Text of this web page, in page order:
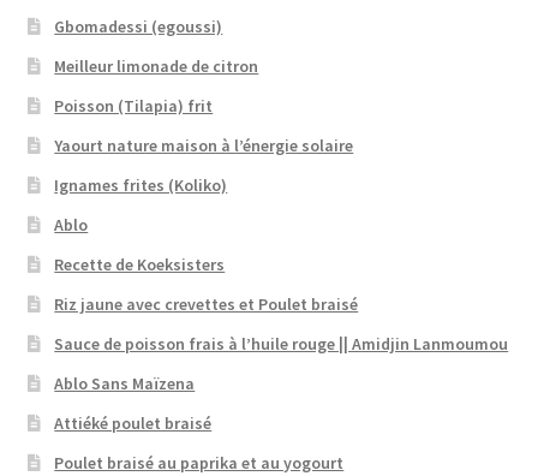
Gbomadessi (egoussi)
Meilleur limonade de citron
Poisson (Tilapia) frit
Yaourt nature maison à l’énergie solaire
Ignames frites (Koliko)
Ablo
Recette de Koeksisters
Riz jaune avec crevettes et Poulet braisé
Sauce de poisson frais à l’huile rouge || Amidjin Lanmoumou
Ablo Sans Maïzena
Attiéké poulet braisé
Poulet braisé au paprika et au yogourt